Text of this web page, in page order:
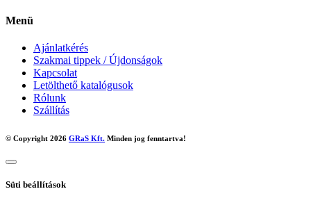
Menü
Ajánlatkérés
Szakmai tippek / Újdonságok
Kapcsolat
Letölthető katalógusok
Rólunk
Szállítás
© Copyright 2026 GRaS Kft. Minden jog fenntartva!
Süti beállítások